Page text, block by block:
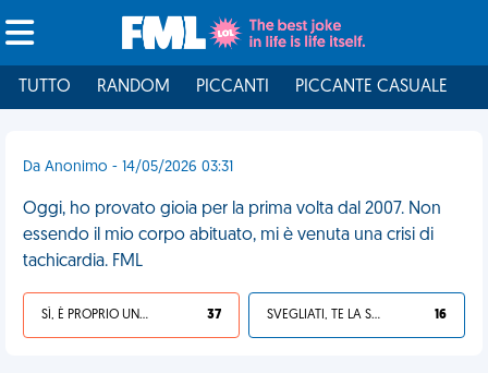
TUTTO RANDOM PICCANTI PICCANTE CASUALE
Da Anonimo - 14/05/2026 03:31
Oggi, ho provato gioia per la prima volta dal 2007. Non
essendo il mio corpo abituato, mi è venuta una crisi di
tachicardia. FML
SÌ, È PROPRIO UNA VDM! 37 SVEGLIATI, TE LA SEI CERCATA! 16